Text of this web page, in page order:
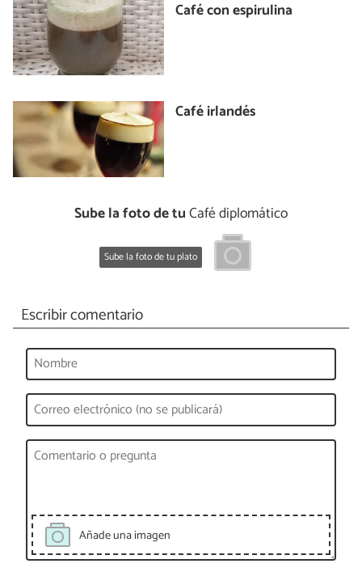
Café con espirulina
Café irlandés
Sube la foto de tuCafé diplomático
Sube la foto de tu plato
Escribir comentario
Añade una imagen